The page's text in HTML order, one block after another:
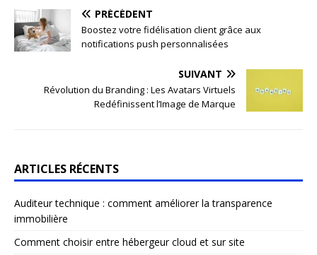
PRÉCÉDENT
Boostez votre fidélisation client grâce aux
notifications push personnalisées
SUIVANT
Révolution du Branding : Les Avatars Virtuels
Redéfinissent l’Image de Marque
ARTICLES RÉCENTS
Auditeur technique : comment améliorer la transparence
immobilière
Comment choisir entre hébergeur cloud et sur site